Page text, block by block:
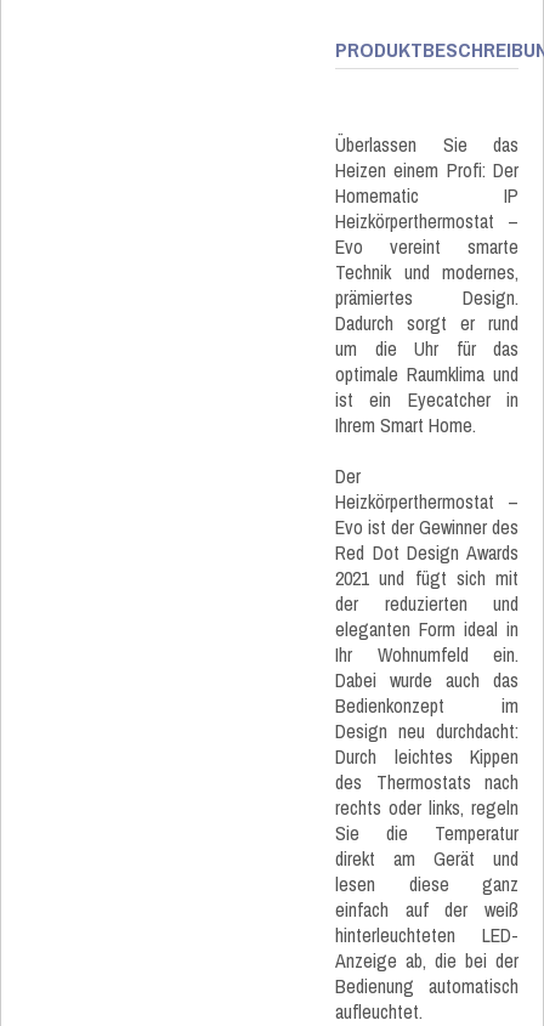
Überlassen Sie das
Heizen einem Profi: Der
Homematic IP
Heizkörperthermostat –
Evo vereint smarte
Technik und modernes,
prämiertes Design.
Dadurch sorgt er rund
um die Uhr für das
optimale Raumklima und
ist ein Eyecatcher in
Ihrem Smart Home.
Der
Heizkörperthermostat –
Evo ist der Gewinner des
Red Dot Design Awards
2021 und fügt sich mit
der reduzierten und
eleganten Form ideal in
Ihr Wohnumfeld ein.
Dabei wurde auch das
Bedienkonzept im
Design neu durchdacht:
Durch leichtes Kippen
des Thermostats nach
rechts oder links, regeln
Sie die Temperatur
direkt am Gerät und
lesen diese ganz
einfach auf der weiß
hinterleuchteten LED-
Anzeige ab, die bei der
Bedienung automatisch
aufleuchtet.